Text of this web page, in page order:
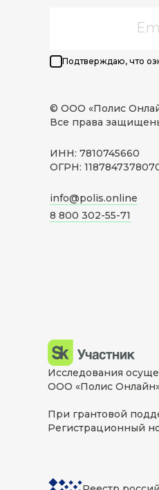
Подтверждаю, что
© ООО «Полис
Все права
ИНН: 7810745660
ОГРН:
info@polis.online
8 800 302-55-71
Исследования
ООО «Полис
При грантовой
Регистрационный